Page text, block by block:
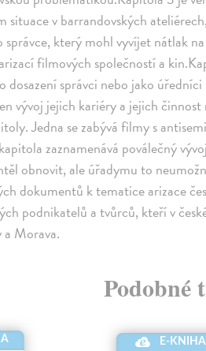
situace v barrandovských
který mohl vyvíjet nátlak na
filmových společností a
správci nebo jako
vývoj jejich kariéry a jejich činnost
Jedna se zabývá filmy s
zaznamenává poválečný
obnovit, ale úřadymu to
dokumentů k tematice arizace
podnikatelů a tvůrců, kteří v
Morava.
Podobné
E-KNIHA